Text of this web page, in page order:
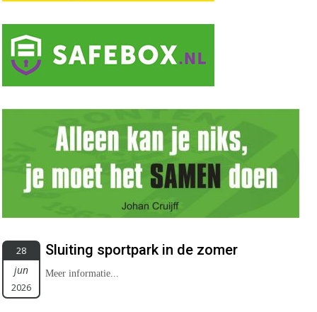
28
jun
2026
Sluiting sportpark in de zomer
Meer informatie...